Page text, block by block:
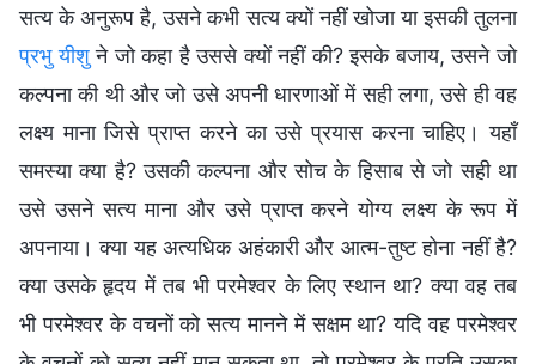
सत्य के अनुरूप है, उसने कभी सत्य क्यों नहीं खोजा या इसकी तुलना
प्रभु यीशुने जो कहा है उससे क्यों नहीं की? इसके बजाय, उसने जो
कल्पना की थी और जो उसे अपनी धारणाओं में सही लगा, उसे ही वह
लक्ष्य माना जिसे प्राप्त करने का उसे प्रयास करना चाहिए। यहाँ
समस्या क्या है? उसकी कल्पना और सोच के हिसाब से जो सही था
उसे उसने सत्य माना और उसे प्राप्त करने योग्य लक्ष्य के रूप में
अपनाया। क्या यह अत्यधिक अहंकारी और आत्म-तुष्ट होना नहीं है?
क्या उसके हृदय में तब भी परमेश्वर के लिए स्थान था? क्या वह तब
भी परमेश्वर के वचनों को सत्य मानने में सक्षम था? यदि वह परमेश्वर